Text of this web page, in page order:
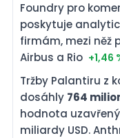
Foundry pro
poskytuje
firmám, mezi něž
Airbus a Rio +1,46
Tržby Palantiru z
dosáhly 764
hodnota
miliardy USD.